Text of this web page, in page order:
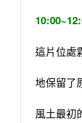
這片位處
地保留了
風土最初